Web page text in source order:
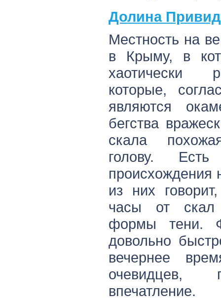
Долина
Местность на
в Крыму, в
хаотически
которые,
являются
бегства
скала
голову.
происхождения
из них
часы от скал
формы тени.
довольно
вечернее
очевидцев,
впечатление.